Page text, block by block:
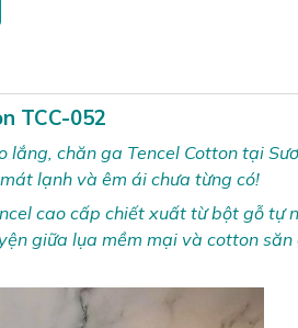
TCC-052
chăn ga Tencel Cotton tại
lạnh và êm ái chưa từng có!
cao cấp chiết xuất từ bột gỗ tự
giữa lụa mềm mại và cotton